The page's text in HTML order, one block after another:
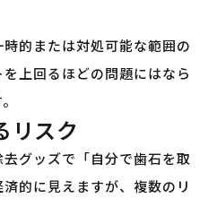
的または対処可能な範囲の
上回るほどの問題にはなら
リスク
グッズで「自分で歯石を取
的に見えますが、複数のリ